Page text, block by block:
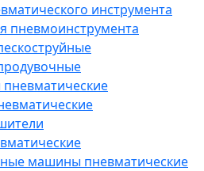
инструмента
пневмоинструмента
машины пневматические